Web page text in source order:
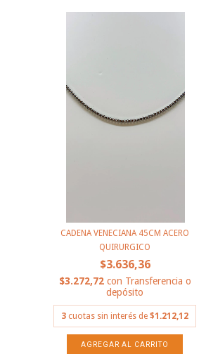
CADENA VENECIANA 45CM ACERO
QUIRURGICO
$3.636,36
$3.272,72 con Transferencia o
depósito
3 cuotas sin interés de$1.212,12